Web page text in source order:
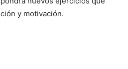
y motivación.